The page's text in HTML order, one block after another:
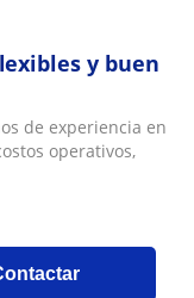
y buen
de experiencia en
operativos,